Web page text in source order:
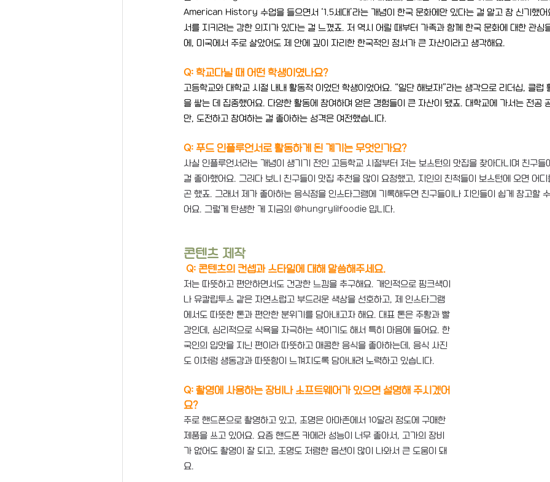
American History 수업을 들으면서 ‘1.5세대’라는 개념이 한국 문화에만 있다는 걸 알고 참 신기했어
서를 지키려는 강한 의지가 있다는 걸 느꼈죠. 저 역시 어릴 때부터 가족과 함께 한국 문화에 대한 관심
에, 미국에서 주로 살았어도 제 안에 깊이 자리한 한국적인 정서가 큰 자산이라고 생각해요.
Q: 학교다닐 때 어떤 학생이였나요?
고등학교와 대학교 시절 내내 활동적 이었던 학생이었어요. “일단 해보자!”라는 생각으로 리더십, 클럽
을 쌓는 데 집중했어요. 다양한 활동에 참여하며 얻은 경험들이 큰 자산이 됐죠. 대학교에 가서는 전공
만, 도전하고 참여하는 걸 좋아하는 성격은 여전했습니다.
Q: 푸드 인플루언서로 활동하게 된 계기는 무엇인가요?
사실 인플루언서라는 개념이 생기기 전인 고등학교 시절부터 저는 보스턴의 맛집을 찾아다니며 친구들
걸 좋아했어요. 그러다 보니 친구들이 맛집 추천을 많이 요청했고, 지인의 친척들이 보스턴에 오면 어
곤 했죠. 그래서 제가 좋아하는 음식점을 인스타그램에 기록해두면 친구들이나 지인들이 쉽게 참고할
어요. 그렇게 탄생한 게 지금의 @hungrylilfoodie 입니다.
콘텐츠 제작
Q: 콘텐츠의 컨셉과 스타일에 대해 말씀해주세요.
저는 따뜻하고 편안하면서도 건강한 느낌을 추구해요. 개인적으로 핑크색이
나 유칼립투스 같은 자연스럽고 부드러운 색상을 선호하고, 제 인스타그램
에서도 따뜻한 톤과 편안한 분위기를 담아내고자 해요. 대표 톤은 주황과 빨
강인데, 심리적으로 식욕을 자극하는 색이기도 해서 특히 마음에 들어요. 한
국인의 입맛을 지닌 편이라 따뜻하고 매콤한 음식을 좋아하는데, 음식 사진
도 이처럼 생동감과 따뜻함이 느껴지도록 담아내려 노력하고 있습니다.
Q: 촬영에 사용하는 장비나 소프트웨어가 있으면 설명해 주시겠어
요?
주로 핸드폰으로 촬영하고 있고, 조명은 아마존에서 10달러 정도에 구매한
제품을 쓰고 있어요. 요즘 핸드폰 카메라 성능이 너무 좋아서, 고가의 장비
가 없어도 촬영이 잘 되고, 조명도 저렴한 옵션이 많이 나와서 큰 도움이 돼
요.